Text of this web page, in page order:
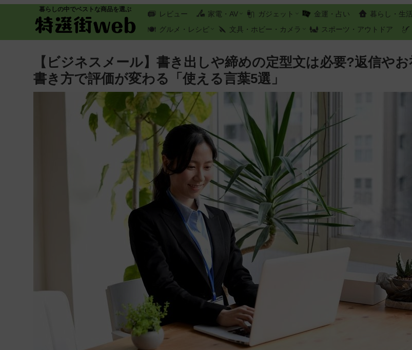
暮らしの中でベストな商品を選ぶ
レビュー 家電・AV ガジェット 金運・占い 暮らし・生
グルメ・レシピ
文具・ホビー・カメラ スポーツ・アウトドア
【ビジネスメール】書き出しや締めの定型文は必要?返信や
書き方で評価が変わる「使える言葉5選」